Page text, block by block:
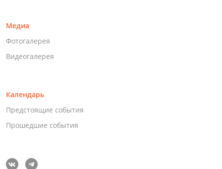
Медиа
Фотогалерея
Видеогалерея
Календарь
Предстоящие события
Прошедшие события